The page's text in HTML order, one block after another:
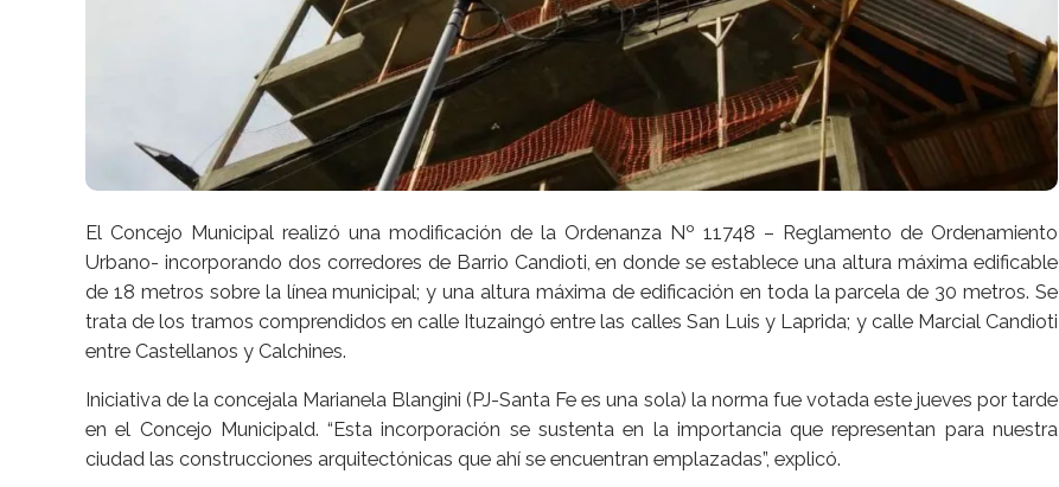
El Concejo Municipal realizó una modificación de la Ordenanza Nº 11748 – Reglamento de Ordenamiento
Urbano- incorporando dos corredores de Barrio Candioti, en donde se establece una altura máxima edificable
de 18 metros sobre la línea municipal; y una altura máxima de edificación en toda la parcela de 30 metros. Se
trata de los tramos comprendidos en calle Ituzaingó entre las calles San Luis y Laprida; y calle Marcial Candioti
entre Castellanos y Calchines.
Iniciativa de la concejala Marianela Blangini (PJ-Santa Fe es una sola) la norma fue votada este jueves por tarde
en el Concejo Municipald. “Esta incorporación se sustenta en la importancia que representan para nuestra
ciudad las construcciones arquitectónicas que ahí se encuentran emplazadas”, explicó.